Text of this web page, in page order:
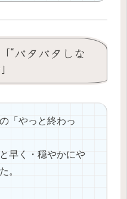
“バタバタしな
「やっと終わっ
早く・穏やかにや
。